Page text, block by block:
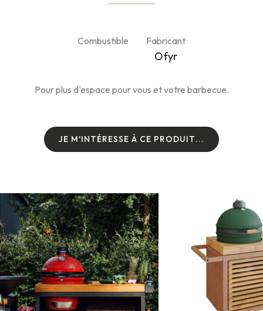
Combustible Fabricant
Ofyr
Pour plus d'espace pour vous et votre barbecue.
JE M'INTÉRESSE À CE PRODUIT...
JE M'INTÉRESSE À CE PRODUIT...